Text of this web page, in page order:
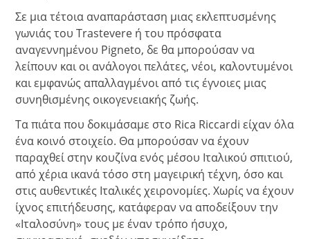
Σε μια τέτοια αναπαράσταση μιας εκλεπτυσμένης
γωνιάς του Trastevere ή του πρόσφατα
αναγεννημένου Pigneto, δε θα μπορούσαν να
λείπουν και οι ανάλογοι πελάτες, νέοι, καλοντυμένοι
και εμφανώς απαλλαγμένοι από τις έγνοιες μιας
συνηθισμένης οικογενειακής ζωής.
Τα πιάτα που δοκιμάσαμε στο Rica Riccardi είχαν όλα
ένα κοινό στοιχείο. Θα μπορούσαν να έχουν
παραχθεί στην κουζίνα ενός μέσου Ιταλικού σπιτιού,
από χέρια ικανά τόσο στη μαγειρική τέχνη, όσο και
στις αυθεντικές Ιταλικές χειρονομίες. Χωρίς να έχουν
ίχνος επιτήδευσης, κατάφεραν να αποδείξουν την
«Ιταλοσύνη» τους με έναν τρόπο ήσυχο,